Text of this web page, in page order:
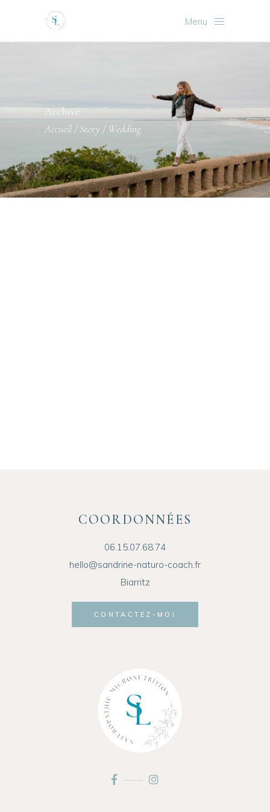
Menu
Archive
Accueil/Story/Wedding
COORDONNÉES
06.15.07.68.74
hello@sandrine-naturo-coach.fr
Biarritz
CONTACTEZ-MOI